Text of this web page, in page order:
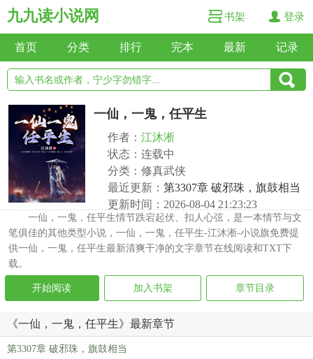
九九读小说网 书架 登录
首页 分类 排行 完本 最新 记录
一仙，一鬼，任平生
作者： 江沐淅
状态：连载中
分类：修真武侠
最近更新： 第3307章 破邪珠，旗鼓相当
更新时间：2026-08-04 21:23:23
一仙，一鬼，任平生情节跌宕起伏、扣人心弦，是一本情节与文
笔俱佳的其他类型小说，一仙，一鬼，任平生-江沐淅-小说旗免费提
供一仙，一鬼，任平生最新清爽干净的文字章节在线阅读和TXT下
载。
开始阅读 加入书架 章节目录
《一仙，一鬼，任平生》最新章节
第3307章 破邪珠，旗鼓相当